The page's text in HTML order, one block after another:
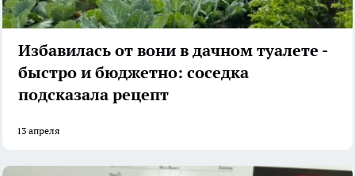
Избавилась от вони в дачном туалете -
быстро и бюджетно: соседка
подсказала рецепт
13 апреля